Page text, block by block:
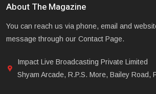
About The Magazine
You can reach us via phone, email and
message through our Contact Page.
Impact Live Broadcasting Private Limited
Shyam Arcade, R.P.S. More, Bailey Road,